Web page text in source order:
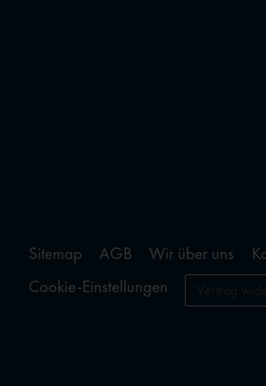
Sitemap AGB Wir über uns
Cookie-Einstellungen